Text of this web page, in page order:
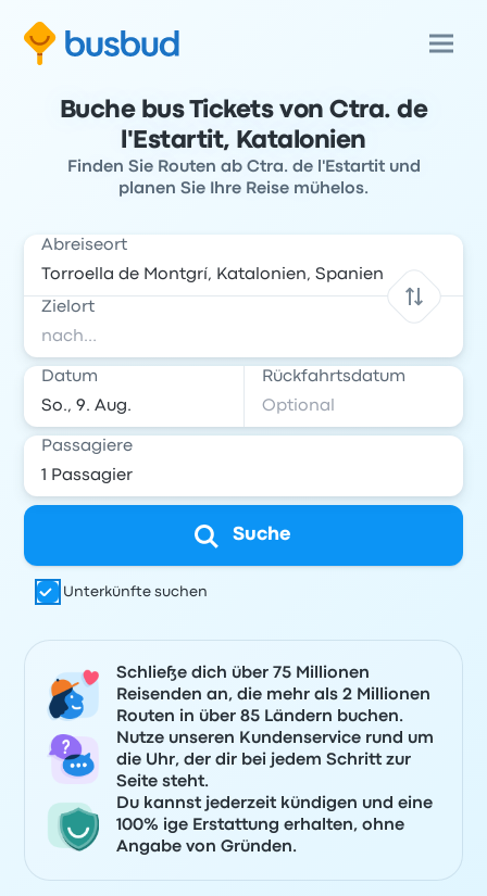
Buche bus Tickets von Ctra. de
l'Estartit, Katalonien
Finden Sie Routen ab Ctra. de l'Estartit und
planen Sie Ihre Reise mühelos.
Abreiseort
Zielort
Datum Rückfahrtsdatum
Passagiere
Suche
Unterkünfte suchen
Schließe dich über 75 Millionen
Reisenden an, die mehr als 2 Millionen
Routen in über 85 Ländern buchen.
Nutze unseren Kundenservice rund um
die Uhr, der dir bei jedem Schritt zur
Seite steht.
Du kannst jederzeit kündigen und eine
100% ige Erstattung erhalten, ohne
Angabe von Gründen.